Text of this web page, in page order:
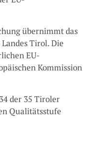
übernimmt das
Tirol. Die
EU-
Kommission
der 35 Tiroler
Qualitätsstufe